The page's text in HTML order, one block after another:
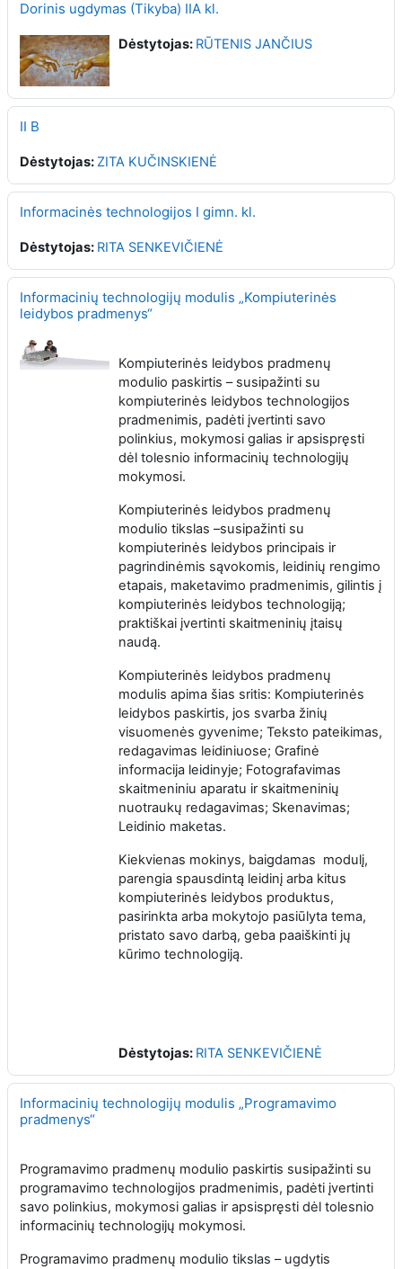
Dorinis ugdymas (Tikyba) IIA kl.
Dėstytojas: RŪTENIS JANČIUS
II B
Dėstytojas: ZITA KUČINSKIENĖ
Informacinės technologijos I gimn. kl.
Dėstytojas: RITA SENKEVIČIENĖ
Informacinių technologijų modulis „Kompiuterinės
leidybos pradmenys“
Kompiuterinės leidybos pradmenų
modulio paskirtis – susipažinti su
kompiuterinės leidybos technologijos
pradmenimis, padėti įvertinti savo
polinkius, mokymosi galias ir apsispręsti
dėl tolesnio informacinių technologijų
mokymosi.
Kompiuterinės leidybos pradmenų
modulio tikslas –susipažinti su
kompiuterinės leidybos principais ir
pagrindinėmis sąvokomis, leidinių rengimo
etapais, maketavimo pradmenimis, gilintis į
kompiuterinės leidybos technologiją;
praktiškai įvertinti skaitmeninių įtaisų
naudą.
Kompiuterinės leidybos pradmenų
modulis apima šias sritis: Kompiuterinės
leidybos paskirtis, jos svarba žinių
visuomenės gyvenime; Teksto pateikimas,
redagavimas leidiniuose; Grafinė
informacija leidinyje; Fotografavimas
skaitmeniniu aparatu ir skaitmeninių
nuotraukų redagavimas; Skenavimas;
Leidinio maketas.
Kiekvienas mokinys, baigdamas modulį,
parengia spausdintą leidinį arba kitus
kompiuterinės leidybos produktus,
pasirinkta arba mokytojo pasiūlyta tema,
pristato savo darbą, geba paaiškinti jų
kūrimo technologiją.
Dėstytojas: RITA SENKEVIČIENĖ
Informacinių technologijų modulis „Programavimo
pradmenys“
Programavimo pradmenų modulio paskirtis susipažinti su
programavimo technologijos pradmenimis, padėti įvertinti
savo polinkius, mokymosi galias ir apsispręsti dėl tolesnio
informacinių technologijų mokymosi.
Programavimo pradmenų modulio tikslas – ugdytis